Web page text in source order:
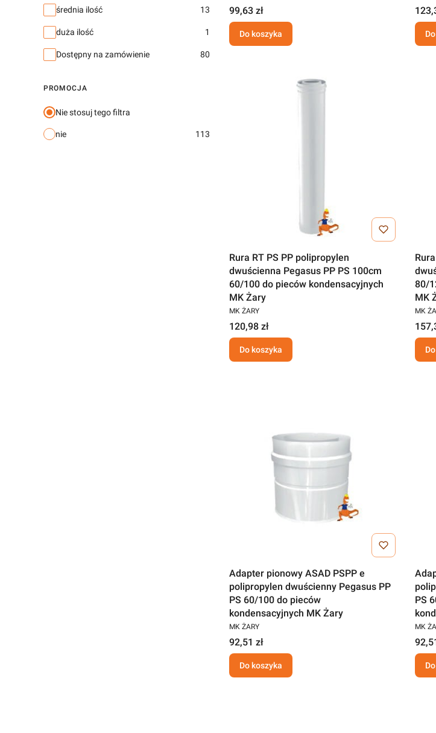
średnia ilość 13
duża ilość 1
Dostępny na zamówienie 80
PROMOCJA
Nie stosuj tego filtra
nie 113
99,63 zł
Do koszyka
Rura RT PS PP polipropylen
dwuścienna Pegasus PP PS 100cm
60/100 do pieców kondensacyjnych
MK Żary
MK ŻARY
120,98 zł
Do koszyka
80/
MK
MK
Adapter pionowy ASAD PSPP e
polipropylen dwuścienny Pegasus PP
PS 60/100 do pieców
kondensacyjnych MK Żary
MK ŻARY
92,51 zł
Do koszyka
PS
MK